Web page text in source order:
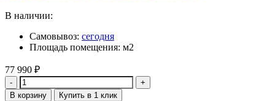
В наличии:
Самовывоз: сегодня
Площадь помещения: м2
77 990 ₽
Количество
В корзину Купить в 1 клик